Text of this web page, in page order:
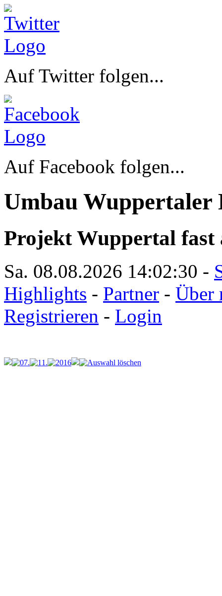
Auf Twitter folgen...
Auf Facebook folgen...
Umbau Wuppertaler
Projekt Wuppertal fast
Sa. 08.08.2026 14:02:30 -
Highlights - Partner - Über
Registrieren - Login